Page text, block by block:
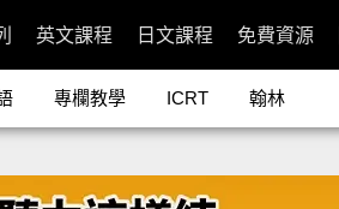
英文課程 日文課程 免費資源
專欄教學 ICRT 翰林